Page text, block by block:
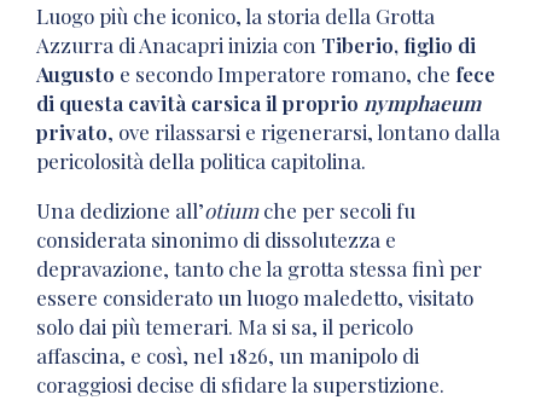
Luogo più che iconico, la storia della Grotta
Azzurra di Anacapri inizia con Tiberio, figlio di
Augusto e secondo Imperatore romano, che fece
di questa cavità carsica il proprio nymphaeum
privato, ove rilassarsi e rigenerarsi, lontano dalla
pericolosità della politica capitolina.
Una dedizione all’otiumche per secoli fu
considerata sinonimo di dissolutezza e
depravazione, tanto che la grotta stessa finì per
essere considerato un luogo maledetto, visitato
solo dai più temerari. Ma si sa, il pericolo
affascina, e così, nel 1826, un manipolo di
coraggiosi decise di sfidare la superstizione.